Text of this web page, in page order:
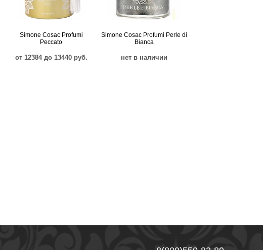
Simone Cosac Profumi
Peccato
от 12384 до 13440 руб.
Simone Cosac Profumi Perle di
Bianca
нет в наличии